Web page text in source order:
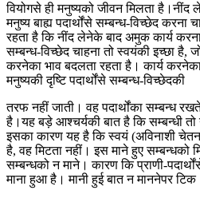
वियोगसे ही मनुष्यको जीवन मिलता है।नींद
मनुष्य बाह्य पदार्थोंसे सम्बन्ध-विच्छेद
रहता है कि नींद लेनेके बाद अमुक कार्य करना
सम्बन्ध-विच्छेद चाहना तो स्वयंकी इच्छा है,
करनेका भाव बदलता रहता है। कार्य
मनुष्यकी दृष्टि पदार्थोंसे सम्बन्ध-विच्छेदकी
तरफ नहीं जाती। वह पदार्थोंका सम्बन्ध
है।यह बड़े आश्चर्यकी बात है कि सम्बन्धी तो
इसका कारण यह है कि स्वयं (अविनाशी
है, वह मिटता नहीं। इस माने हुए सम्बन्धको
सम्बन्धको न माने। कारण कि प्राणी-
माना हुआ है। मानी हुई बात न माननेपर टिक